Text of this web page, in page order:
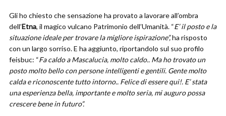
Gli ho chiesto che sensazione ha provato a lavorare all’ombra
dell’Etna, il magico vulcano Patrimonio dell’Umanità. “E’ il posto e la
situazione ideale per trovare la migliore ispirazione”,ha risposto
con un largo sorriso. E ha aggiunto, riportandolo sul suo profilo
feisbuc: “Fa caldo a Mascalucia, molto caldo.. Ma ho trovato un
posto molto bello con persone intelligenti e gentili. Gente molto
calda e riconoscente tutto intorno.. Felice di essere qui!. E’ stata
una esperienza bella, importante e molto seria, mi auguro possa
crescere bene in futuro”.